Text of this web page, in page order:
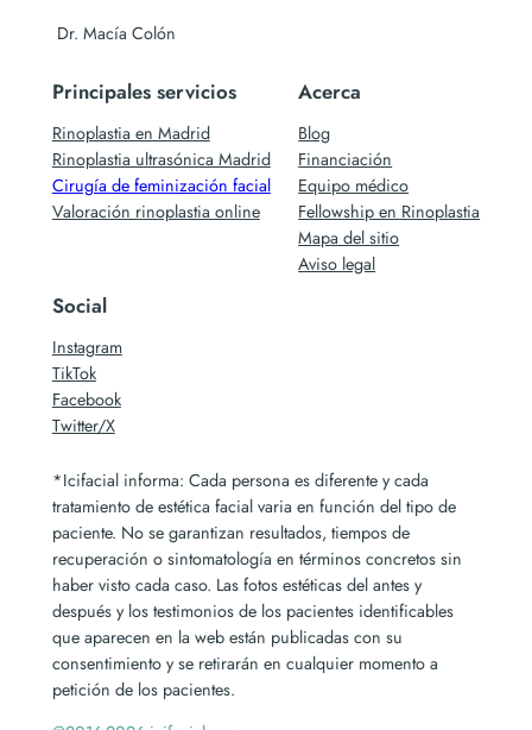
Dr. Macía Colón
Principales servicios
Rinoplastia en Madrid
Rinoplastia ultrasónica Madrid
Cirugía de feminización facial
Valoración rinoplastia online
Acerca
Blog
Financiación
Equipo médico
Fellowship en Rinoplastia
Mapa del sitio
Aviso legal
Social
Instagram
TikTok
Facebook
Twitter/X
*Icifacial informa: Cada persona es diferente y cada
tratamiento de estética facial varia en función del tipo de
paciente. No se garantizan resultados, tiempos de
recuperación o sintomatología en términos concretos sin
haber visto cada caso. Las fotos estéticas del antes y
después y los testimonios de los pacientes identificables
que aparecen en la web están publicadas con su
consentimiento y se retirarán en cualquier momento a
petición de los pacientes.